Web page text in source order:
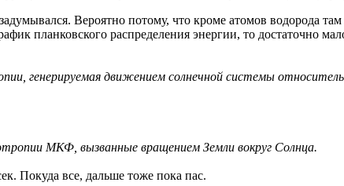
Вероятно потому, что кроме атомов водорода
планковского распределения энергии, то достаточно
генерируемая движением солнечной системы
МКФ, вызванные вращением Земли вокруг Солнца.
Покуда все, дальше тоже пока пас.